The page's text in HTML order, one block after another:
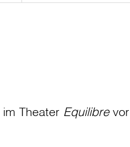
im Theater Equilibre